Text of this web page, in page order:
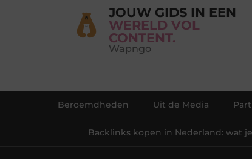
JOUW GIDS IN EEN
WERELD VOL
CONTENT.
Wapngo
Beroemdheden Uit de Media
Backlinks kopen in Nederland: wat